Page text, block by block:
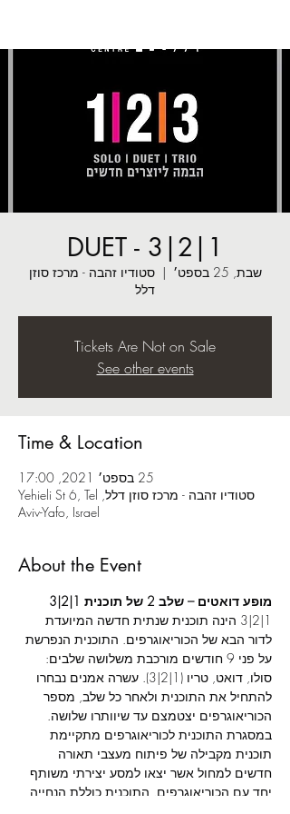
1|2|3 - DUET
שבת, 25 בספט׳
  |
סטודיו זהבה - מרכז סוזן
דלל
Tickets Are Not on Sale
See other events
Time & Location
25 בספט׳ 2021, 17:00
סטודיו זהבה - מרכז סוזן דלל, Yehieli St 6, Tel
Aviv-Yafo, Israel
About the Event
מופע דואטים – שלב 2 של תוכנית 1|2|3
1|2|3 הינה תוכנית שנתית חדשה המיועדת
לדור הבא של הכוריאוגרפים. התוכנית הנפרשת
על פני 9 חודשים מורכבת משלושה שלבים:
סולו, דואט, טריו (1|2|3). עשרה אמנים נבחרו
להתחיל את התוכנית ולאחר כל שלב, מספר
הכוריאוגרפים יצטמצם עד שיוותרו שלושה.
במסגרת התוכנית לכוריאוגרפים מתקיימת
תוכנית מקבילה של פיתוח מעצבי תאורה
חדשים למחול אשר יצאו למסע יצירתי משותף
יחד עם הכוריאוגרפים. התוכנית כוללת הנחייה